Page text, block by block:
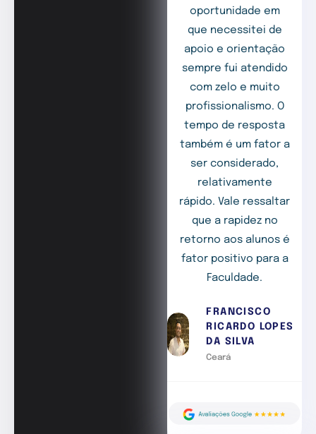
oportunidade em
que necessitei de
apoio e orientação
sempre fui atendido
com zelo e muito
profissionalismo. O
tempo de resposta
também é um fator a
ser considerado,
relativamente
rápido. Vale ressaltar
que a rapidez no
retorno aos alunos é
fator positivo para a
Faculdade.
FRANCISCO
RICARDO LOPES
DA SILVA
Ceará